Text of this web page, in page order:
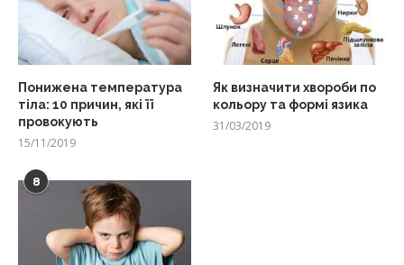
Понижена температура
тіла: 10 причин, які її
провокують
15/11/2019
Як визначити хвороби по
кольору та формі язика
31/03/2019
8